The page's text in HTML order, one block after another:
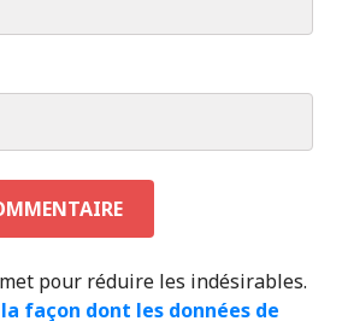
pour réduire les indésirables.
façon dont les données de